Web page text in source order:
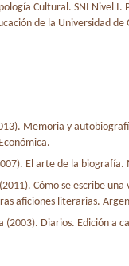
Cultural. SNI Nivel
de la Universidad
Memoria y
El arte de la
Cómo se escribe una
aficiones literarias.
(2003). Diarios. Edición a